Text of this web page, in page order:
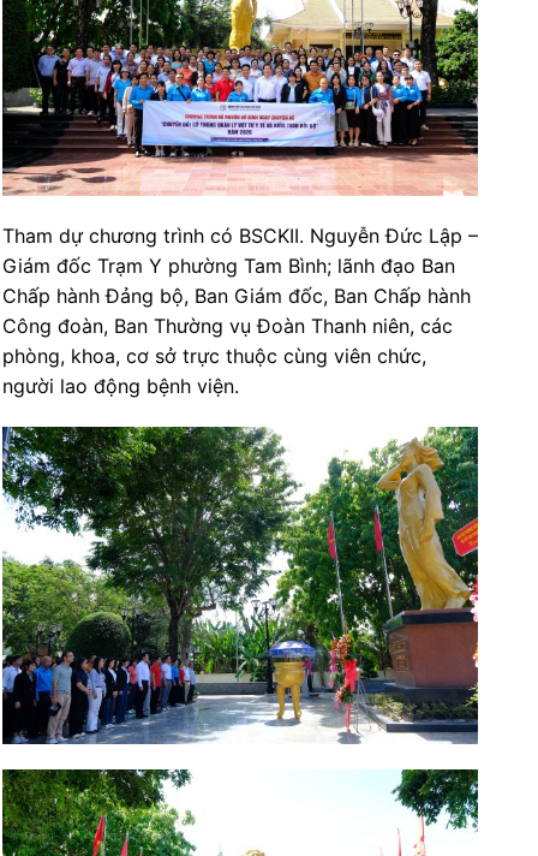
Tham dự chương trình có BSCKII. Nguyễn Đức Lập –
Giám đốc Trạm Y phường Tam Bình; lãnh đạo Ban
Chấp hành Đảng bộ, Ban Giám đốc, Ban Chấp hành
Công đoàn, Ban Thường vụ Đoàn Thanh niên, các
phòng, khoa, cơ sở trực thuộc cùng viên chức,
người lao động bệnh viện.